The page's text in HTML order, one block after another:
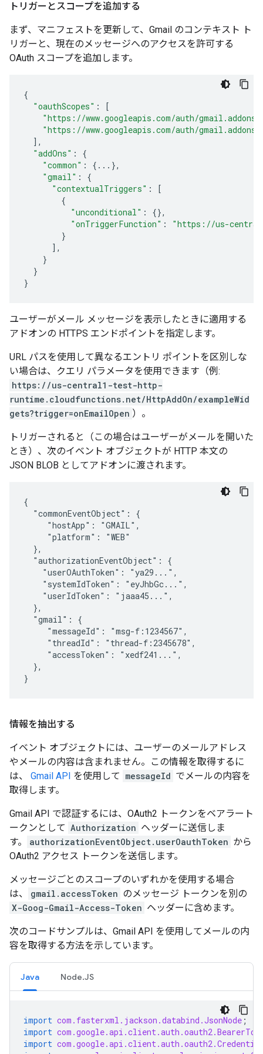
トリガーとスコープを追加する
まず、マニフェストを更新して、Gmail のコンテキスト ト
リガーと、現在のメッセージへのアクセスを許可する
OAuth スコープを追加します。
{
"oauthScopes" :
[
"https://www.googleapis.com/auth/
"https://www.googleapis.com/auth/
],
"addOns" :
{
"common" : { ... },
"gmail" :
{
"contextualTriggers" :
[
{
"unconditional" :
{},
"onTriggerFunction" :
"https://us-
}
],
}
}
}
ユーザーがメール メッセージを表示したときに適用する
アドオンの HTTPS エンドポイントを指定します。
URL パスを使用して異なるエントリ ポイントを区別しな
い場合は、クエリ パラメータを使用できます（例:
https://us-central1-test-http-
runtime.cloudfunctions.net/HttpAddOn/exampleWid
gets?trigger=onEmailOpen ）。
トリガーされると（この場合はユーザーがメールを開いた
とき）、次のイベント オブジェクトが HTTP 本文の
JSON BLOB としてアドオンに渡されます。
{
  "commonEventObject": {
     "hostApp": "GMAIL",
     "platform": "WEB"
  },
  "authorizationEventObject": {
    "userOAuthToken": "ya29...",
    "systemIdToken": "eyJhbGc...",
    "userIdToken": "jaaa45...",
  },
  "gmail": {
     "messageId": "msg-f:1234567",
     "threadId": "thread-f:2345678",
     "accessToken": "xedf241...",
  },
}
情報を抽出する
イベント オブジェクトには、ユーザーのメールアドレス
やメールの内容は含まれません。この情報を取得するに
は、 Gmail API を使用して messageId でメールの内容を
取得します。
Gmail API で認証するには、OAuth2 トークンをベアラート
ークンとして Authorization ヘッダーに送信しま
す。
authorizationEventObject.userOauthToken から
OAuth2 アクセス トークンを送信します。
メッセージごとのスコープのいずれかを使用する場合
は、
gmail.accessToken のメッセージ トークンを別の
X-Goog-Gmail-Access-Token ヘッダーに含めます。
次のコードサンプルは、Gmail API を使用してメールの内
容を取得する方法を示しています。
Java Node.JS
import com.fasterxml.jackson.databind.JsonNode ;
import
import